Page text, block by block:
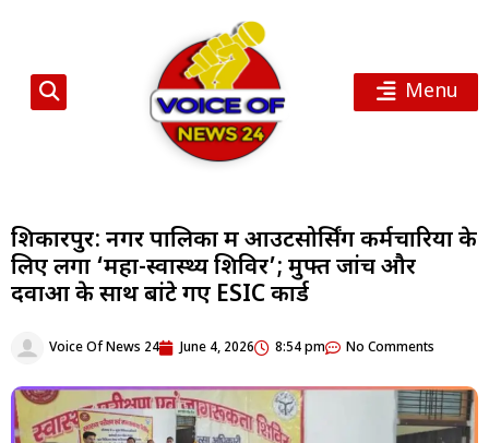
Menu
शिकारपुर: नगर पालिका में आउटसोर्सिंग कर्मचारियों के
लिए लगा ‘महा-स्वास्थ्य शिविर’; मुफ्त जांच और
दवाओं के साथ बांटे गए ESIC कार्ड
Voice Of News 24 June 4, 2026 8:54 pm No Comments